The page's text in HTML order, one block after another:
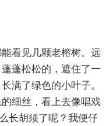
看见几颗老榕树。远
蓬松松的，遮住了一
满了绿色的小叶子。
细丝，看上去像唱戏
长胡须了呢？我便仔